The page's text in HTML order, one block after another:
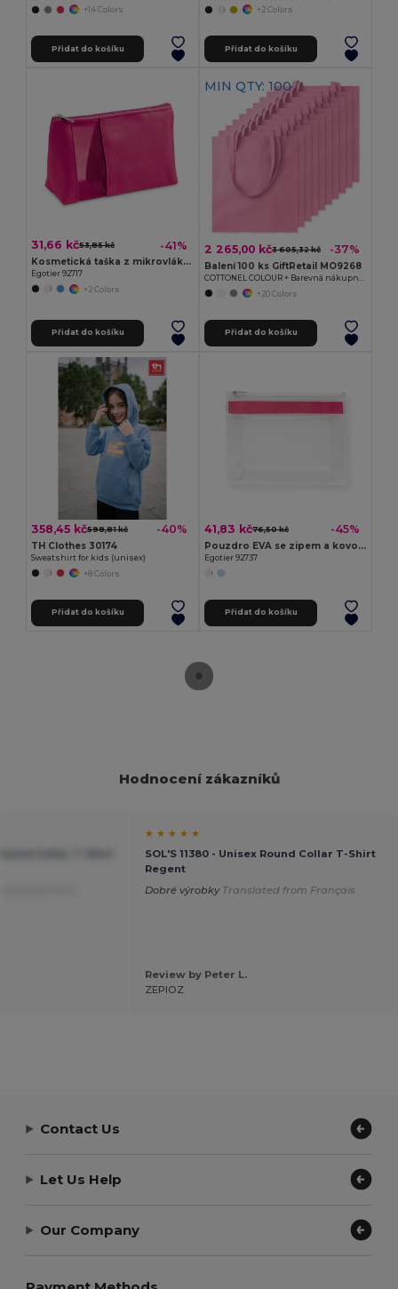
+14 Colors
Přidat do košíku
+2 Colors
Přidat do košíku
31,66 kč53,85 kč -41%
Kosmetická taška z mikrovlákna a síťoviny
Egotier 92717
+2 Colors
Přidat do košíku
MIN QTY: 100
2 265,00 kč3 605,32 kč -37%
Balení 100 ks GiftRetail MO9268
+20 Colors
Přidat do košíku
358,45 kč598,81 kč -40%
TH Clothes 30174
Sweatshirt for kids (unisex)
+8 Colors
Přidat do košíku
41,83 kč76,50 kč -45%
Pouzdro EVA se zipem a kovovým táhlem
Egotier 92737
Přidat do košíku
Hodnocení zákazníků
★ ★ ★ ★ ★
SOL'S 11380 - Unisex Round Collar T-Shirt
Regent
Dobré výrobky Translated from Français
Review by Peter L.
ZEPIOZ
Contact Us
Let Us Help
Our Company